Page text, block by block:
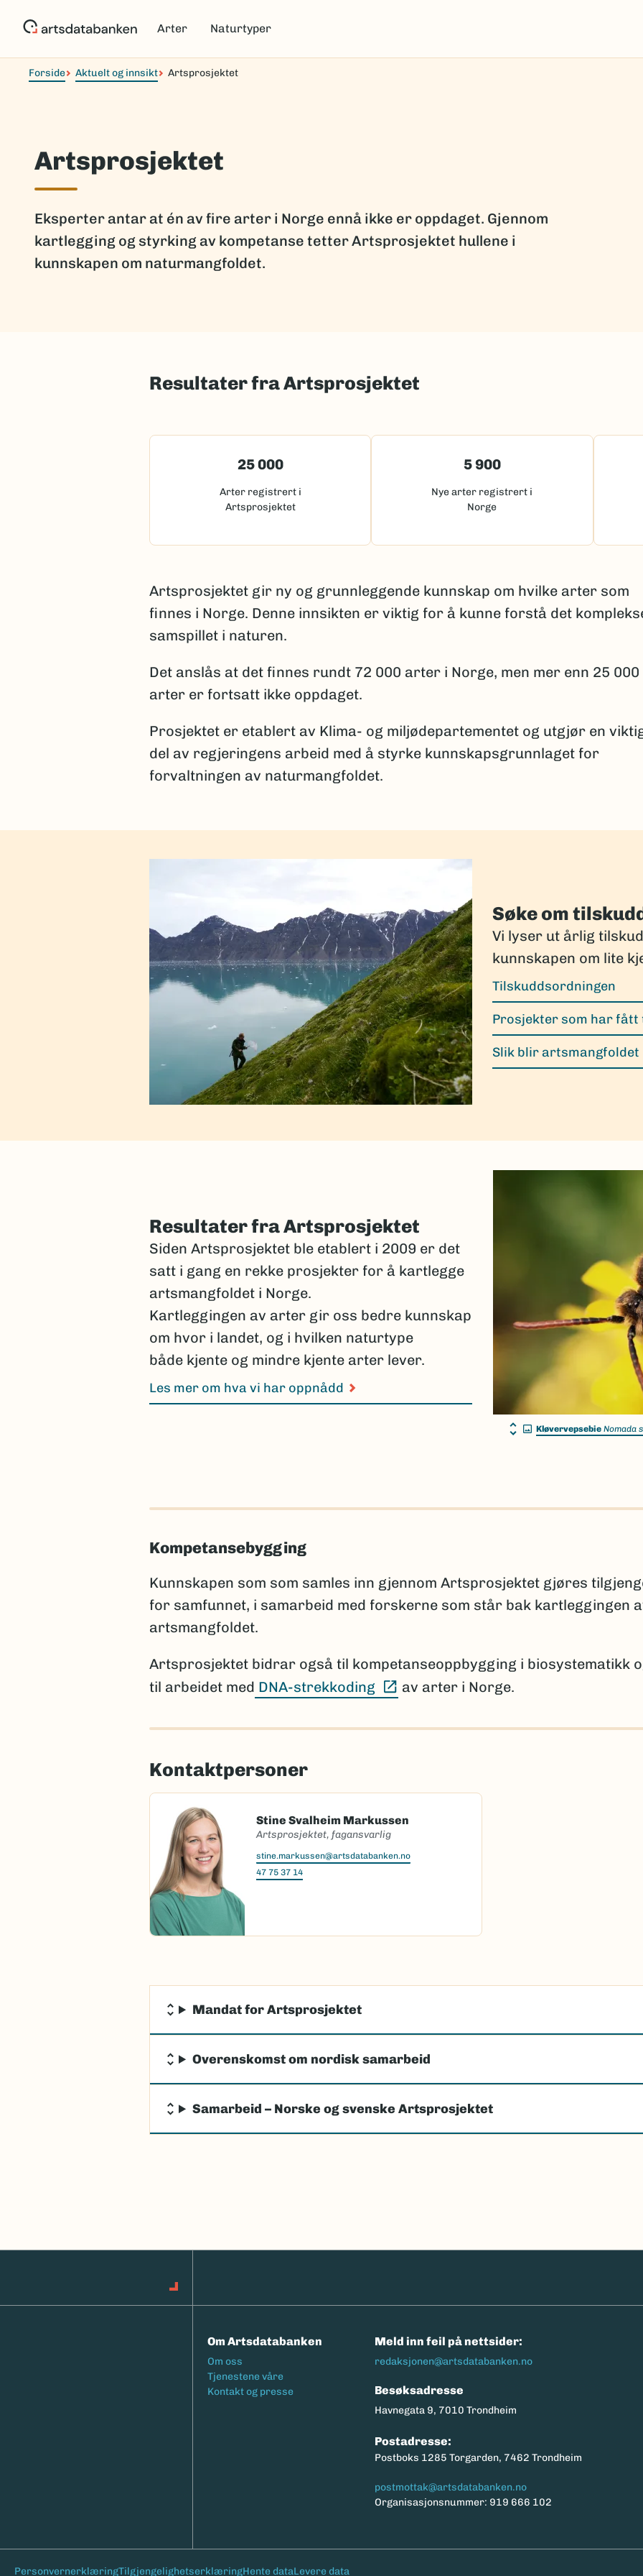
Arter Naturtyper
Forside Aktuelt og innsikt Artsprosjektet
Artsprosjektet
Eksperter antar at én av fire arter i Norge ennå ikke er oppdaget. Gjennom
kartlegging og styrking av kompetanse tetter Artsprosjektet hullene i
kunnskapen om naturmangfoldet.
Resultater fra Artsprosjektet
25 000
Arter registrert i
Artsprosjektet
5 900
Nye arter registrert i
Norge
Artsprosjektet gir ny og grunnleggende kunnskap om hvilke arter som
finnes i Norge. Denne innsikten er viktig for å kunne forstå det
samspillet i naturen.
Det anslås at det finnes rundt 72 000 arter i Norge, men mer enn 25 000
arter er fortsatt ikke oppdaget.
Prosjektet er etablert av Klima- og miljødepartementet og utgjør en
del av regjeringens arbeid med å styrke kunnskapsgrunnlaget for
forvaltningen av naturmangfoldet.
Søke om
Vi lyser ut årlig
kunnskapen om lite
Tilskuddsordningen
Prosjekter som har fått
Slik blir
Kløvervepsebie Nomada
Resultater fra Artsprosjektet
Siden Artsprosjektet ble etablert i 2009 er det
satt i gang en rekke prosjekter for å kartlegge
artsmangfoldet i Norge.
Kartleggingen av arter gir oss bedre kunnskap
om hvor i landet, og i hvilken naturtype
både kjente og mindre kjente arter lever.
Les mer om hva vi har oppnådd
Kompetansebygging
Kunnskapen som som samles inn gjennom Artsprosjektet gjøres
for samfunnet, i samarbeid med forskerne som står bak kartleggingen
artsmangfoldet.
Artsprosjektet bidrar også til kompetanseoppbygging i biosystematikk
til arbeidet med DNA-strekkoding (Ekstern lenke)
av arter i Norge.
Kontaktpersoner
Stine Svalheim Markussen
Artsprosjektet, fagansvarlig
stine.markussen@artsdatabanken.no
47 75 37 14
Mandat for Artsprosjektet
Overenskomst om nordisk samarbeid
Samarbeid – Norske og svenske Artsprosjektet
Om Artsdatabanken
Footermeny
Om oss
Tjenestene våre
Kontakt og presse
Meld inn feil på nettsider:
redaksjonen@artsdatabanken.no
Besøksadresse
Havnegata 9, 7010 Trondheim
Postadresse:
Postboks 1285 Torgarden, 7462 Trondheim
postmottak@artsdatabanken.no
Organisasjonsnummer: 919 666 102
Bunntekst
PersonvernerklæringTilgjengelighetserklæringHente dataLevere data